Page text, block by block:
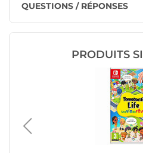
QUESTIONS / RÉPONSES
PRODUITS